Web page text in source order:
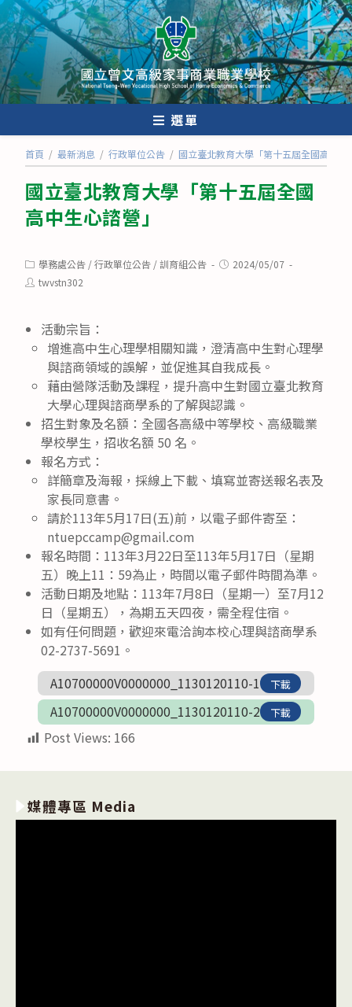
跳
轉
至
主
要
內
選單
首頁 / 最新消息 / 行政單位公告 / 國立臺北教育大學「第十五屆全國高中生
國立臺北教育大學「第十五屆全國
高中生心諮營」
Post
category:
學務處公告 /行政單位公告 /訓育組公告
Post2024/05/07
Posttwvstn302
活動宗旨：
增進高中生心理學相關知識，澄清高中生對心理學
與諮商領域的誤解，並促進其自我成長。
藉由營隊活動及課程，提升高中生對國立臺北教育
大學心理與諮商學系的了解與認識。
招生對象及名額：全國各高級中等學校、高級職業
學校學生，招收名額 50 名。
報名方式：
詳簡章及海報，採線上下載、填寫並寄送報名表及
家長同意書。
請於113年5月17日(五)前，以電子郵件寄至：
ntuepccamp@gmail.com
報名時間：113年3月22日至113年5月17日（星期
五）晚上11：59為止，時間以電子郵件時間為準。
活動日期及地點：113年7月8日（星期一）至7月12
日（星期五），為期五天四夜，需全程住宿。
如有任何問題，歡迎來電洽詢本校心理與諮商學系
02-2737-5691。
A10700000V0000000_1130120110-1
下載
A10700000V0000000_1130120110-2 下載
Post Views: 166
媒體專區 Media